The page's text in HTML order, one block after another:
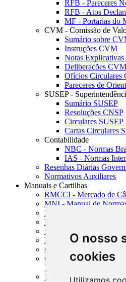
O nosso
cookies
Utilizamos
RFB - Pareceres
RFB - Atos
MF - Portarias do
CVM - Comissão de
Sumário sobre
Instruções CVM
Notas
Deliberações CVM
Ofícios Circulares
Pareceres de
SUSEP -
Sumário SUSEP
Resoluções CNSP
Circulares SUSEP
Cartas Circulares
Contabilidade
NBC - Normas
IAS - Normas
Resenhas Diárias
Normativos Auxiliares
Manuais e Cartilhas
RMCCI - Mercado de
MNI - Manual de
MTVM - Manual de
MCR - Manual de
SISORF - Manual de
MASUP - Manual de
CADOC - Catálogo de
CNAE-CONCLA -
Atividades Econômicas
PMF - Cartilhas do BCB